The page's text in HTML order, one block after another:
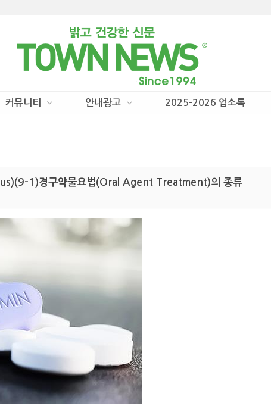
커뮤니티 안내광고 2025-2026 업소록
1)경구약물요법(Oral Agent Treatment)의 종류